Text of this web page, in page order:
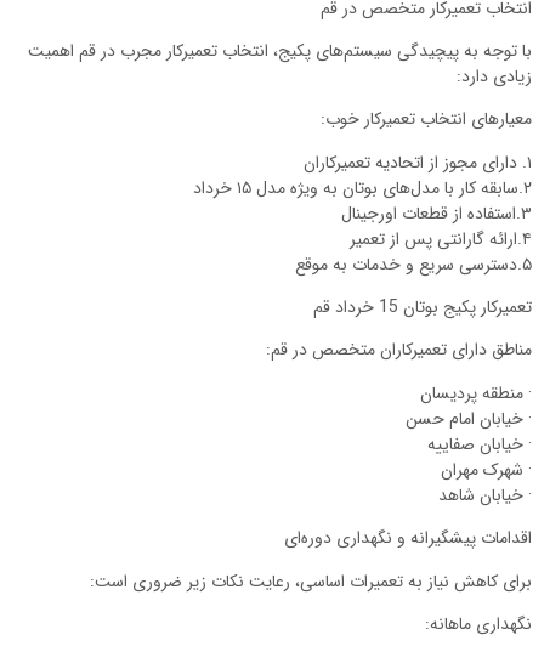
انتخاب تعمیرکار متخصص در قم
با توجه به پیچیدگی سیستم‌های پکیج، انتخاب تعمیرکار مجرب در قم اهمیت
زیادی دارد:
معیارهای انتخاب تعمیرکار خوب:
۱. دارای مجوز از اتحادیه تعمیرکاران
۲.سابقه کار با مدل‌های بوتان به ویژه مدل ۱۵ خرداد
۳.استفاده از قطعات اورجینال
۴.ارائه گارانتی پس از تعمیر
۵.دسترسی سریع و خدمات به موقع
تعمیرکار پکیج بوتان 15 خرداد قم
مناطق دارای تعمیرکاران متخصص در قم:
· منطقه پردیسان
· خیابان امام حسن
· خیابان صفاییه
· شهرک مهران
· خیابان شاهد
اقدامات پیشگیرانه و نگهداری دوره‌ای
برای کاهش نیاز به تعمیرات اساسی، رعایت نکات زیر ضروری است:
نگهداری ماهانه: